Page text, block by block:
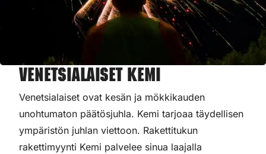
Venetsialaiset Kemi
Venetsialaiset ovat kesän ja mökkikauden
unohtumaton päätösjuhla. Kemi tarjoaa täydellisen
ympäristön juhlan viettoon. Rakettitukun
rakettimyynti Kemi palvelee sinua laajalla